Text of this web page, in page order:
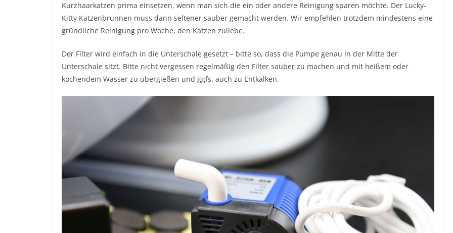
Kurzhaarkatzen prima einsetzen, wenn man sich die ein oder andere Reinigung sparen möchte. Der Lucky-
Kitty Katzenbrunnen muss dann seltener sauber gemacht werden. Wir empfehlen trotzdem mindestens eine
gründliche Reinigung pro Woche, den Katzen zuliebe.
Der Filter wird einfach in die Unterschale gesetzt – bitte so, dass die Pumpe genau in der Mitte der
Unterschale sitzt. Bitte nicht vergessen regelmäßig den Filter sauber zu machen und mit heißem oder
kochendem Wasser zu übergießen und ggfs. auch zu Entkalken.